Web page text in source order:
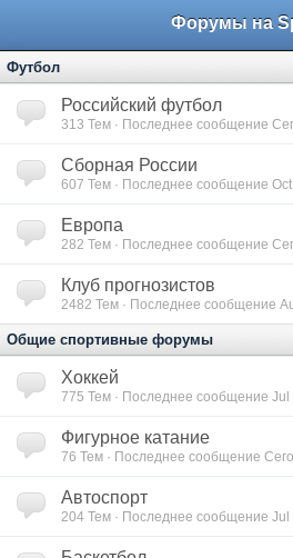
Футбол
Российский футбол
313 Тем · Последнее сообщение
Сборная России
607 Тем · Последнее сообщение
Европа
282 Тем · Последнее сообщение
Клуб прогнозистов
2482 Тем · Последнее сообщение
Общие спортивные форумы
Хоккей
775 Тем · Последнее сообщение Jul
Фигурное катание
76 Тем · Последнее сообщение
Автоспорт
204 Тем · Последнее сообщение Jul